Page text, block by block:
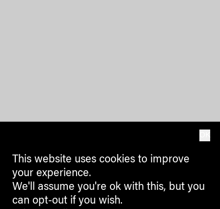
This website uses cookies to improve
your experience.
We'll assume you're ok with this, but you
can opt-out if you wish.